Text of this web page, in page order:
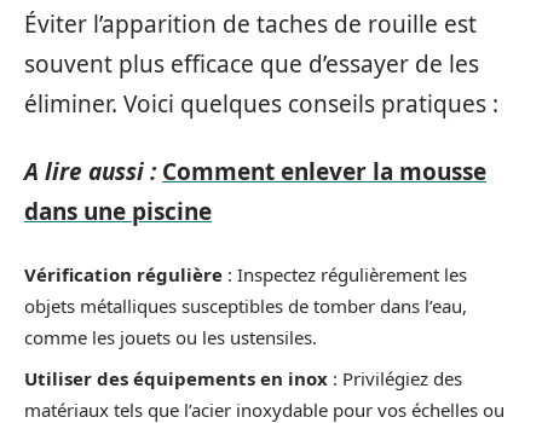
Éviter l’apparition de taches de rouille est
souvent plus efficace que d’essayer de les
éliminer. Voici quelques conseils pratiques :
A lire aussi : Comment enlever la mousse
dans une piscine
Vérification régulière : Inspectez régulièrement les
objets métalliques susceptibles de tomber dans l’eau,
comme les jouets ou les ustensiles.
Utiliser des équipements en inox : Privilégiez des
matériaux tels que l’acier inoxydable pour vos échelles ou